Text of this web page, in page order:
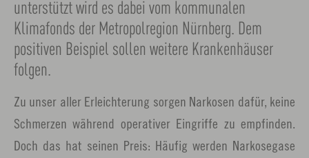
unterstützt wird es dabei vom kommunalen
Klimafonds der Metropolregion Nürnberg. Dem
positiven Beispiel sollen weitere Krankenhäuser
folgen.
Zu unser aller Erleichterung sorgen Narkosen dafür, keine
Schmerzen während operativer Eingriffe zu empfinden.
Doch das hat seinen Preis: Häufig werden Narkosegase